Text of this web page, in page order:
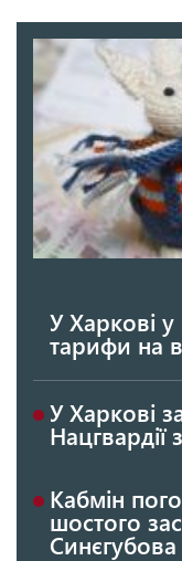
У Харкові у
тарифи на
У Харкові
Кабмін
шостого
Синєгубова